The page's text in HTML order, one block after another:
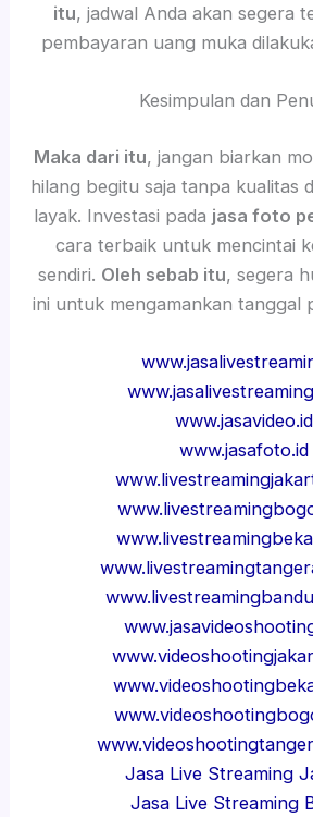
itu, jadwal Anda akan segera
pembayaran uang muka
Kesimpulan dan
Maka dari itu, jangan biarkan
hilang begitu saja tanpa kualitas
layak. Investasi pada jasa foto
cara terbaik untuk mencintai
sendiri. Oleh sebab itu, segera
ini untuk mengamankan tanggal
www.jasavideo.id
www.jasafoto.id
Jasa Live Streaming
Jasa Live Streaming